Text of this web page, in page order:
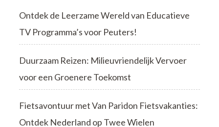
Ontdek de Leerzame Wereld van Educatieve
TV Programma’s voor Peuters!
Duurzaam Reizen: Milieuvriendelijk Vervoer
voor een Groenere Toekomst
Fietsavontuur met Van Paridon Fietsvakanties:
Ontdek Nederland op Twee Wielen